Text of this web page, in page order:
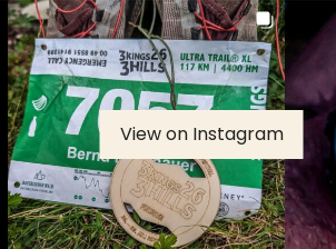
View on Instagram